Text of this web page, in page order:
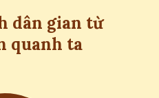
dân gian từ
quanh ta